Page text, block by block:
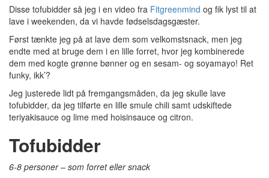
Disse tofubidder så jeg i en video fra Fitgreenmind og fik lyst til at
lave i weekenden, da vi havde fødselsdagsgæster.
Først tænkte jeg på at lave dem som velkomstsnack, men jeg
endte med at bruge dem i en lille forret, hvor jeg kombinerede
dem med kogte grønne bønner og en sesam- og soyamayo! Ret
funky, ikk’?
Jeg justerede lidt på fremgangsmåden, da jeg skulle lave
tofubidder, da jeg tilførte en lille smule chili samt udskiftede
teriyakisauce og lime med hoisinsauce og citron.
Tofubidder
6-8 personer – som forret eller snack